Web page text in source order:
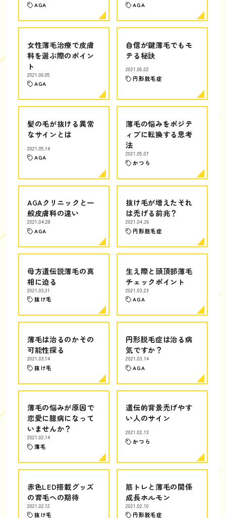
AGA AGA
女性薄毛治療で皮膚
科を選ぶ際のポイン
ト
2021.06.05
AGA
自信が鍵薄毛でもモ
テる秘訣
2021.06.02
円形脱毛症
髪の毛が抜ける異常
なサインとは
2021.05.14
AGA
薄毛の悩みをポジテ
ィブに転換する思考
法
2021.05.07
かつら
AGAクリニックと一
般皮膚科の違い
2021.04.28
AGA
抜け毛が増えたそれ
は禿げる前兆？
2021.04.26
円形脱毛症
母方遺伝説薄毛の真
相に迫る
2021.03.31
抜け毛
生え際と頭頂部薄毛
チェックポイント
2021.03.23
AGA
薄毛は治るのかその
可能性探る
2021.03.14
抜け毛
円形脱毛症は治る病
気ですか？
2021.03.14
AGA
薄毛の悩みが原因で
恋愛に臆病になって
いませんか？
2021.02.14
薄毛
遺伝的背景禿げやす
い人のサイン
2021.02.13
かつら
赤色LED搭載グッズ
の育毛への期待
2021.02.12
抜け毛
筋トレと薄毛の関係
成長ホルモン
2021.02.10
円形脱毛症